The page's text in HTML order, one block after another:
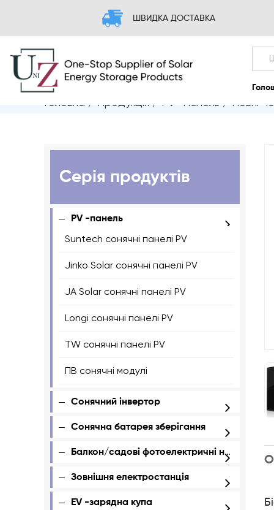
ШВИДКА ДОСТАВКА
Головна / Продукція / PV -панель / Повні
Серія продуктів
PV -панель
Suntech сонячні панелі PV
Jinko Solar сонячні панелі PV
JA Solar сонячні панелі PV
Longi сонячні панелі PV
TW сонячні панелі PV
ПВ сонячні модулі
Сонячний інвертор
Сонячна батарея зберігання
Балкон/садові фотоелектричні набори
Зовнішня електростанція
ЕV -зарядна купа